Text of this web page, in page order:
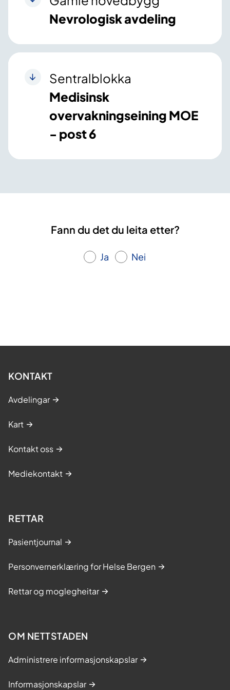
Nevrologisk avdeling
Sentralblokka
Medisinsk
overvakningseining MOE
- post 6
Fann du det du leita etter?
Ja Nei
KONTAKT
Avdelingar
Kart
Kontakt oss
Mediekontakt
RETTAR
Pasientjournal
Personvernerklæring for Helse Bergen
Rettar og moglegheitar
OM NETTSTADEN
Administrere informasjonskapslar
Informasjonskapslar